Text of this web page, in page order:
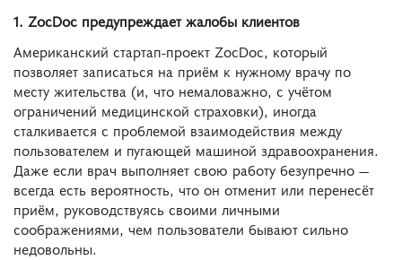
1. ZocDoc предупреждает жалобы клиентов
Американский стартап-проект ZocDoc, который
позволяет записаться на приём к нужному врачу по
месту жительства (и, что немаловажно, с учётом
ограничений медицинской страховки), иногда
сталкивается с проблемой взаимодействия между
пользователем и пугающей машиной здравоохранения.
Даже если врач выполняет свою работу безупречно ―
всегда есть вероятность, что он отменит или перенесёт
приём, руководствуясь своими личными
соображениями, чем пользователи бывают сильно
недовольны.